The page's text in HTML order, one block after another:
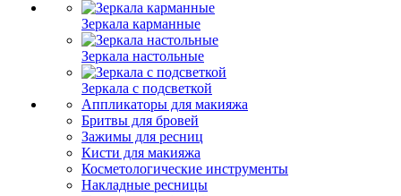
Зеркала карманные
Зеркала настольные
Зеркала с подсветкой
Аппликаторы для макияжа
Бритвы для бровей
Зажимы для ресниц
Кисти для макияжа
Косметологические инструменты
Накладные ресницы